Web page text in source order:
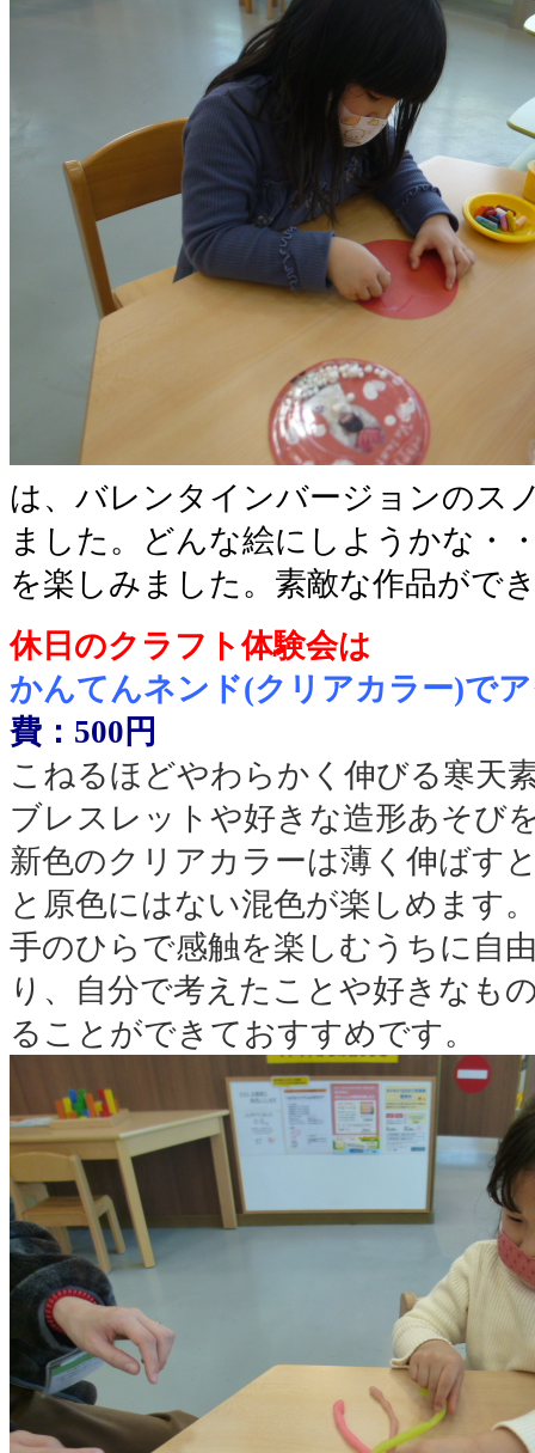
は、バレンタインバージョンのス
ました。どんな絵にしようかな・
を楽しみました。素敵な作品がで
休日のクラフト体験会は
かんてんネンド(クリアカラー)で
費：500円
こねるほどやわらかく伸びる寒天
ブレスレットや好きな造形あそび
新色のクリアカラーは薄く伸ばす
と原色にはない混色が楽しめます
手のひらで感触を楽しむうちに自
り、自分で考えたことや好きなも
ることができておすすめです。